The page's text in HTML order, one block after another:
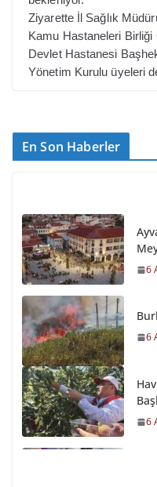
Ziyarette İl Sağlık
Kamu Hastaneleri
Devlet Hastanesi
Yönetim Kurulu üyeleri
En Son Haberler
6
6
6